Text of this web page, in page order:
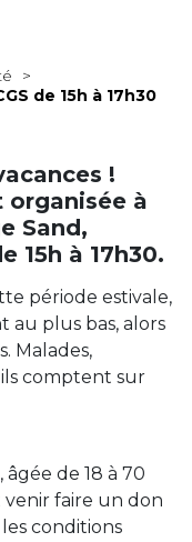
>
de 15h à 17h30
!
organisée à
Sand,
15h à 17h30.
période estivale,
au plus bas, alors
Malades,
comptent sur
de 18 à 70
venir faire un don
conditions